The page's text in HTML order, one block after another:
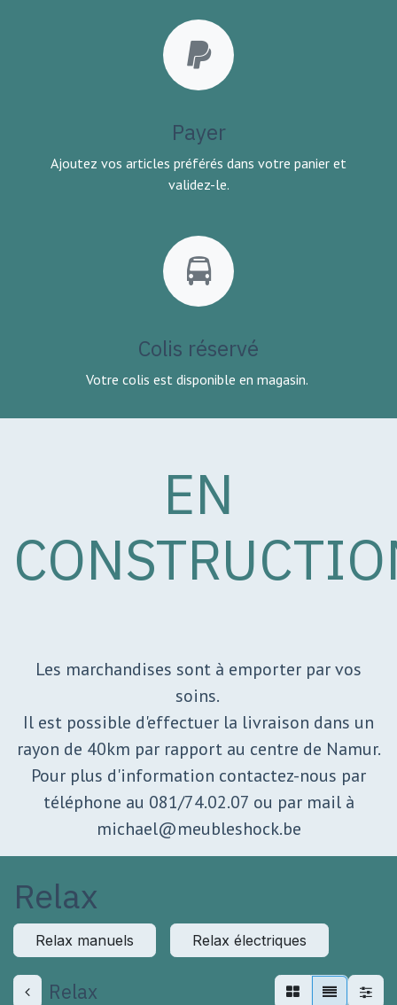
Payer
Ajoutez vos articles préférés dans votre panier et
validez-le.
Colis réservé
Votre colis est disponible en magasin.
EN
Les marchandises sont à emporter par vos
soins.
Il est possible d'effectuer la livraison dans un
rayon de 40km par rapport au centre de Namur.
Pour plus d'information contactez-nous par
téléphone au 081/74.02.07 ou par mail à
michael@meubleshock.be
Relax
Relax manuels Relax électriques
Relax